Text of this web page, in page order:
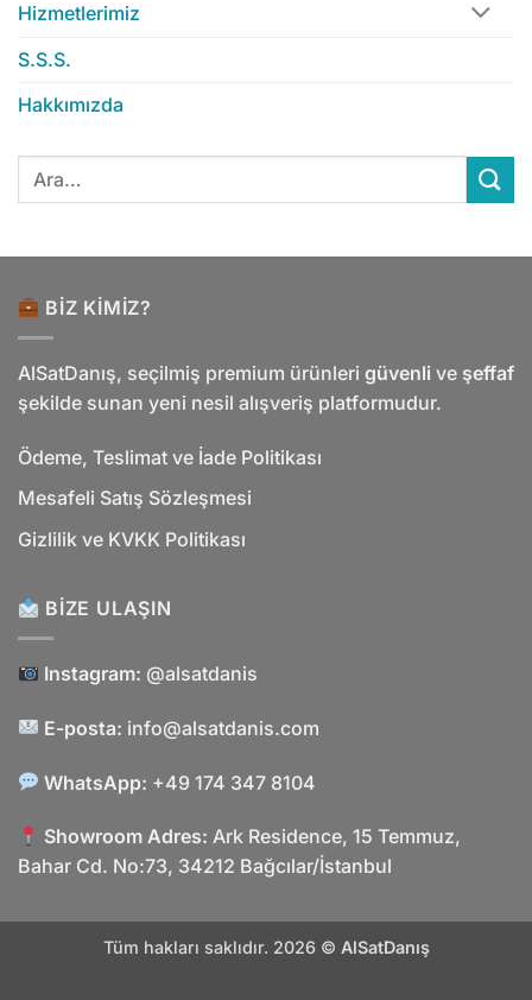
Hizmetlerimiz
S.S.S.
Hakkımızda
Ara:
BIZ KIMIZ?
AlSatDanış, seçilmiş premium ürünleri güvenli ve şeffaf
şekilde sunan yeni nesil alışveriş platformudur.
Ödeme, Teslimat ve İade Politikası
Mesafeli Satış Sözleşmesi
Gizlilik ve KVKK Politikası
BIZE ULAŞIN
Instagram: @alsatdanis
E-posta: info@alsatdanis.com
WhatsApp: +49 174 347 8104
Showroom Adres: Ark Residence, 15 Temmuz,
Bahar Cd. No:73, 34212 Bağcılar/İstanbul
Tüm hakları saklıdır. 2026 © AlSatDanış